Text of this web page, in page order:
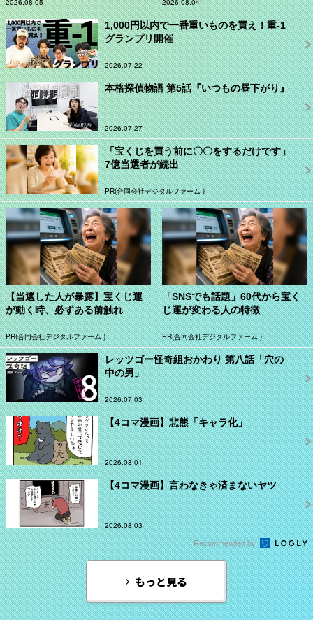
2026.08.05 2026.08.04
1,000円以内で一番重いものを買え！重-1
グランプリ開催
2026.07.22
本格探偵物語 第5話『いつもの昼下がり』
2026.07.27
「宝くじを買う前に〇〇をするだけです」
7億当選者が続出
PR(合同会社デジタルファーム )
【当選した人が暴露】宝くじ運
が動く時、必ずある前触れ
PR(合同会社デジタルファーム )
「SNSでも話題」60代から宝く
じ運が変わる人の特徴
PR(合同会社デジタルファーム )
レッツゴー怪奇組おかわり 第八話「穴の
中の男」
2026.07.03
【4コマ漫画】悲熊「キャラ化」
2026.08.01
【4コマ漫画】言わなきゃ済まないヤツ
2026.08.03
Recommended by
もっと見る